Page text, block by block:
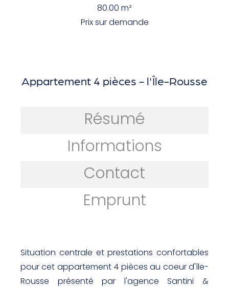
80.00 m²
Prix sur demande
Appartement 4 pièces - l'Île-Rousse
Résumé
Informations
Contact
Emprunt
Situation centrale et prestations confortables
pour cet appartement 4 pièces au coeur d'île-
Rousse présenté par l'agence Santini &